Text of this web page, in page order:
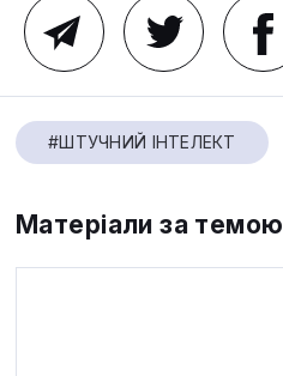
#ШТУЧНИЙ ІНТЕЛЕКТ
Матеріали за темою